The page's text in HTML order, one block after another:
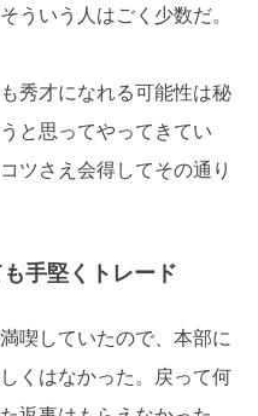
ういう人はごく少数だ。
秀才になれる可能性は秘
と思ってやってきてい
ツさえ会得してその通り
手堅くトレード
喫していたので、本部に
くはなかった。戻って何